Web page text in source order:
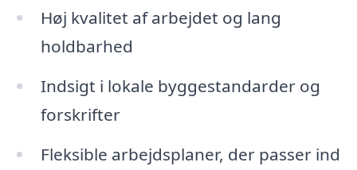
Høj kvalitet af arbejdet og lang
holdbarhed
Indsigt i lokale byggestandarder og
forskrifter
Fleksible arbejdsplaner, der passer ind